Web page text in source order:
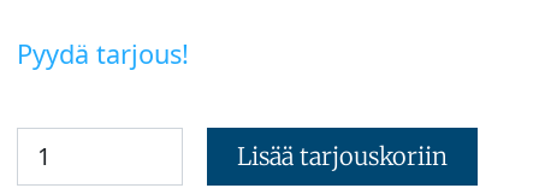
Pyydä tarjous!
Lisää tarjouskoriin